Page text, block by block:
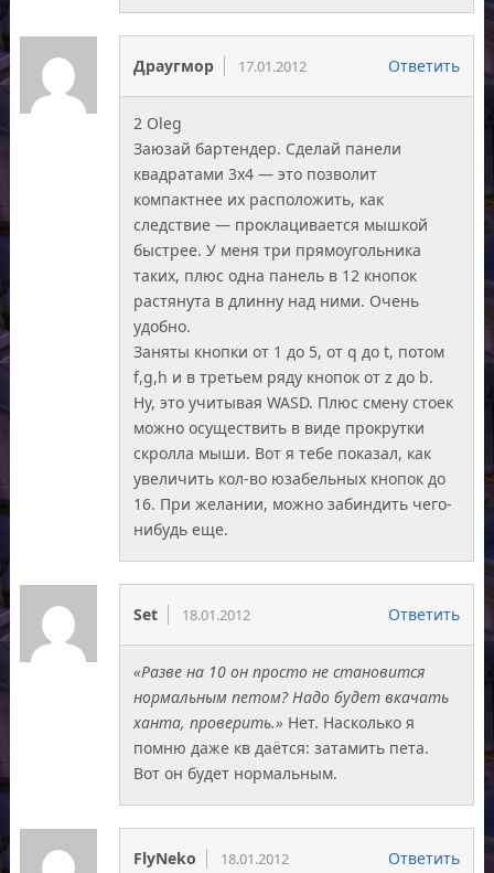
Драугмор 17.01.2012 Ответить
2 Oleg
Заюзай бартендер. Сделай панели
квадратами 3х4 — это позволит
компактнее их расположить, как
следствие — проклацивается мышкой
быстрее. У меня три прямоугольника
таких, плюс одна панель в 12 кнопок
растянута в длинну над ними. Очень
удобно.
Заняты кнопки от 1 до 5, от q до t, потом
f,g,h и в третьем ряду кнопок от z до b.
Ну, это учитывая WASD. Плюс смену стоек
можно осуществить в виде прокрутки
скролла мыши. Вот я тебе показал, как
увеличить кол-во юзабельных кнопок до
16. При желании, можно забиндить чего-
нибудь еще.
Set 18.01.2012 Ответить
«Разве на 10 он просто не становится
нормальным петом? Надо будет вкачать
ханта, проверить.» Нет. Насколько я
помню даже кв даётся: затамить пета.
Вот он будет нормальным.
FlyNeko 18.01.2012 Ответить